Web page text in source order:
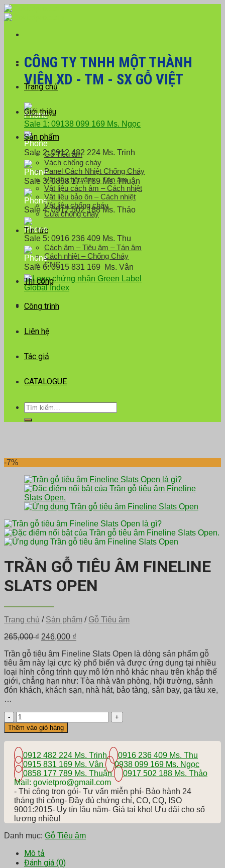
Skip
to
CÔNG TY TNHH MỘT THÀNH
VIÊN XD - TM - SX GỖ VIỆT
Sale 1: 09138 099 169 Ms. Ngọc
Sale 2: 0912 482 224 Ms. Trinh
Sale 3: 0858 177 789 Ms. Thuận
Sale 4: 0917 502 188 Ms. Thảo
Sale 5: 0916 236 409 Ms. Thu
Sale 6: 0915 831 169 Ms. Vân
Trang chủ
Giới thiệu
Sản phẩm
Gỗ Tiêu âm
Vách chống cháy
Panel Cách Nhiệt Chống Cháy
Vật liệu tiêu âm – Tán âm
Vật liệu cách âm – Cách nhiệt
Vật liệu bảo ôn – Cách nhiệt
Vật liệu chống cháy
Cửa chống cháy
Tin tức
Cách âm – Tiêu âm – Tán âm
Cách nhiệt – Chống Cháy
CNC
Thi công
Công trình
Liên hệ
Tác giả
CATALOGUE
Tìm
kiếm:
-7%
TRẦN GỖ TIÊU ÂM FINELINE
SLATS OPEN
Trang chủ / Sản phẩm / Gỗ Tiêu âm
265,000₫ Giá
là:
265,000 ₫.
246,000 ₫
tại
là:
246,000 ₫.
Trần gỗ tiêu âm Fineline Slats Open là dòng sản phẩm gỗ
tiêu âm này lại cực kỳ phổ biến và được ứng dụng tại nhiều
loại hình công trình quy mô lớn nhỏ khác nhau trên khắp thế
giới, chẳng hạn như: Tòa nhà văn phòng, hội trường, sảnh
đón khách, khách sạn, nhà hát, bảo tàng, sân bay, ga tàu xe,
…
Trần
gỗ
tiêu
âm
Fineline
Slats
Open
số
lượng
Thêm vào giỏ hàng
0912 482 224 Ms. Trinh
0916 236 409 Ms. Thu
0915 831 169 Ms. Vân
0938 099 169 Ms. Ngọc
0858 177 789 Ms. Thuận
0917 502 188 Ms. Thảo
Mail: govietpro@gmail.com
- Thi công trọn gói- Tư vấn miễn phí- Bảo hành 24
tháng thi công- Đầy đủ chứng chỉ, CO, CQ, ISO
9001:2015- Uy tín lâu năm- Giá tại kho! Ưu đãi cho số
lượng nhiều!
Danh mục: Gỗ Tiêu âm
Mô tả
Đánh giá (0)